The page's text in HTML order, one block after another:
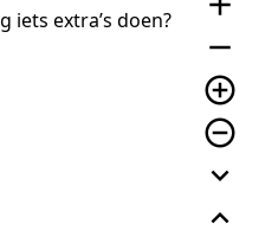
iets extra’s doen?
remove
add_circle_outline
remove_circle_outline
expand_more
expand_less